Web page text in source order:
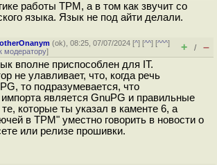
работы TPM, а в том как звучит со
языка. Язык не под айти делали.
(ok), 08:25, 07/07/2024 [^] [^^] [^^^]
модератору] + / –
вполне приспособлен для IT.
не улавливает, что, когда речь
то подразумевается, что
является GnuPG и правильные
которые ты указал в каменте 6, а
в TPM" уместно говорить в новости о
или релизе прошивки.